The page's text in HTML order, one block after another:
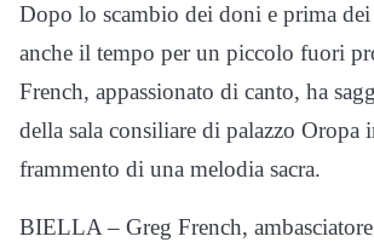
Dopo lo scambio dei doni e prima dei
anche il tempo per un piccolo fuori
French, appassionato di canto, ha
della sala consiliare di palazzo Oropa
frammento di una melodia sacra.
BIELLA – Greg French,